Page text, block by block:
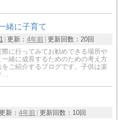
緒に子育て
更新： 4年前 更新回数： 20回
に行ってみてお勧めできる場所や
緒に成長するためのための考え方
ご紹介するブログです。子供は楽
…
新： 4年前 更新回数： 10回